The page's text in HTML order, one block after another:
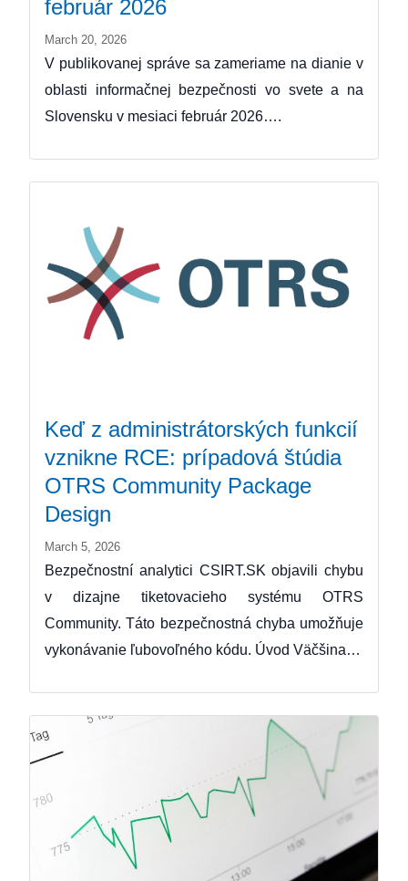
február 2026
March 20, 2026
V publikovanej správe sa zameriame na dianie v
oblasti informačnej bezpečnosti vo svete a na
Slovensku v mesiaci február 2026….
Keď z administrátorských funkcií
vznikne RCE: prípadová štúdia
OTRS Community Package
Design
March 5, 2026
Bezpečnostní analytici CSIRT.SK objavili chybu
v dizajne tiketovacieho systému OTRS
Community. Táto bezpečnostná chyba umožňuje
vykonávanie ľubovoľného kódu. Úvod Väčšina…